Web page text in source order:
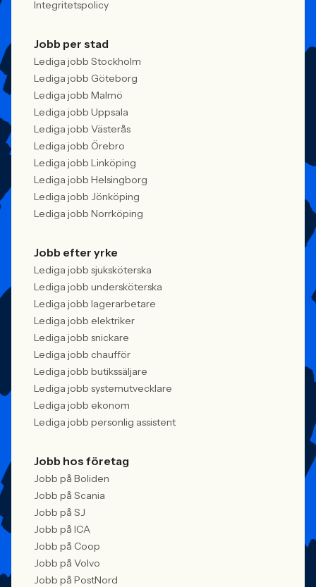
Integritetspolicy
Jobb per stad
Lediga jobb Stockholm
Lediga jobb Göteborg
Lediga jobb Malmö
Lediga jobb Uppsala
Lediga jobb Västerås
Lediga jobb Örebro
Lediga jobb Linköping
Lediga jobb Helsingborg
Lediga jobb Jönköping
Lediga jobb Norrköping
Jobb efter yrke
Lediga jobb sjuksköterska
Lediga jobb undersköterska
Lediga jobb lagerarbetare
Lediga jobb elektriker
Lediga jobb snickare
Lediga jobb chaufför
Lediga jobb butikssäljare
Lediga jobb systemutvecklare
Lediga jobb ekonom
Lediga jobb personlig assistent
Jobb hos företag
Jobb på Boliden
Jobb på Scania
Jobb på SJ
Jobb på ICA
Jobb på Coop
Jobb på Volvo
Jobb på PostNord